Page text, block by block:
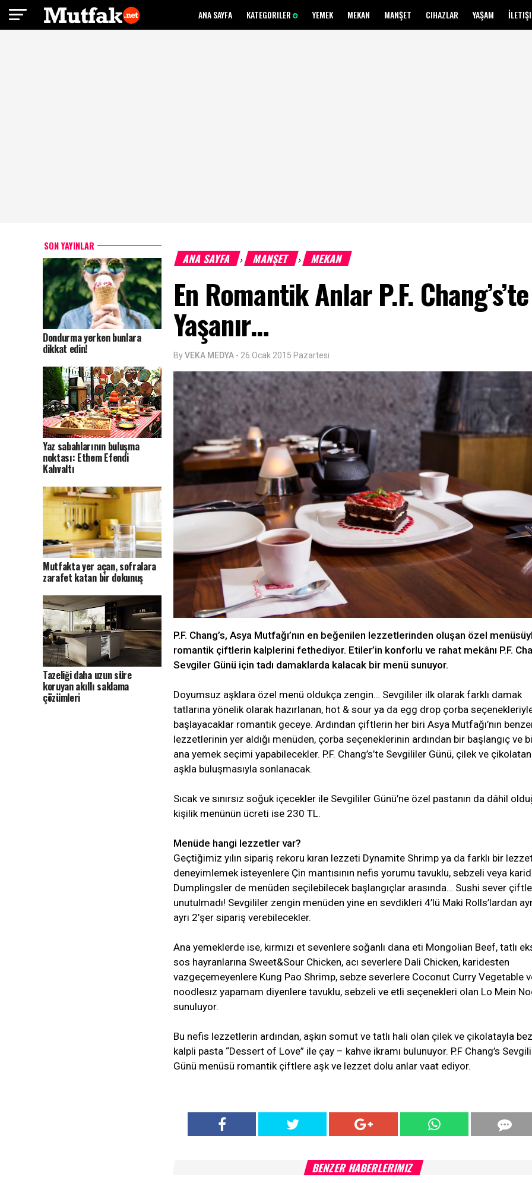
ANA SAYFA KATEGORILER YEMEK MEKAN MANŞET CIHAZLAR YAŞAM
SON YAYINLAR
Dondurma yerken bunlara
dikkat edin!
Yaz sabahlarının buluşma
noktası: Ethem Efendi
Kahvaltı
Mutfakta yer açan, sofralara
zarafet katan bir dokunuş
Tazeliği daha uzun süre
koruyan akıllı saklama
çözümleri
ANA SAYFA › MANŞET › MEKAN
En Romantik Anlar P.F. Chang’s’te
Yaşanır…
ByVEKA MEDYA - 26 Ocak 2015 Pazartesi
P.F. Chang’s, Asya Mutfağı’nın en beğenilen lezzetlerinden oluşan özel
romantik çiftlerin kalplerini fethediyor. Etiler’in konforlu ve rahat mekânı P.F.
Sevgiler Günü için tadı damaklarda kalacak bir menü sunuyor.
Doyumsuz aşklara özel menü oldukça zengin… Sevgililer ilk olarak farklı damak
tatlarına yönelik olarak hazırlanan, hot & sour ya da egg drop çorba
başlayacaklar romantik geceye. Ardından çiftlerin her biri Asya Mutfağı’nın
lezzetlerinin yer aldığı menüden, çorba seçeneklerinin ardından bir başlangıç ve
ana yemek seçimi yapabilecekler. P.F. Chang’s’te Sevgililer Günü, çilek ve
aşkla buluşmasıyla sonlanacak.
Sıcak ve sınırsız soğuk içecekler ile Sevgililer Günü’ne özel pastanın da dâhil
kişilik menünün ücreti ise 230 TL.
Menüde hangi lezzetler var?
Geçtiğimiz yılın sipariş rekoru kıran lezzeti Dynamite Shrimp ya da farklı bir
deneyimlemek isteyenlere Çin mantısının nefis yorumu tavuklu, sebzeli veya
Dumplingsler de menüden seçilebilecek başlangıçlar arasında… Sushi sever
unutulmadı! Sevgililer zengin menüden yine en sevdikleri 4’lü Maki Rolls’lardan
ayrı 2’şer sipariş verebilecekler.
Ana yemeklerde ise, kırmızı et sevenlere soğanlı dana eti Mongolian Beef, tatlı
sos hayranlarına Sweet&Sour Chicken, acı severlere Dali Chicken, karidesten
vazgeçemeyenlere Kung Pao Shrimp, sebze severlere Coconut Curry Vegetable
noodlesız yapamam diyenlere tavuklu, sebzeli ve etli seçenekleri olan Lo Mein
sunuluyor.
Bu nefis lezzetlerin ardından, aşkın somut ve tatlı hali olan çilek ve çikolatayla
kalpli pasta “Dessert of Love” ile çay – kahve ikramı bulunuyor. P.F Chang’s
Günü menüsü romantik çiftlere aşk ve lezzet dolu anlar vaat ediyor.
BENZER HABERLERIMIZ